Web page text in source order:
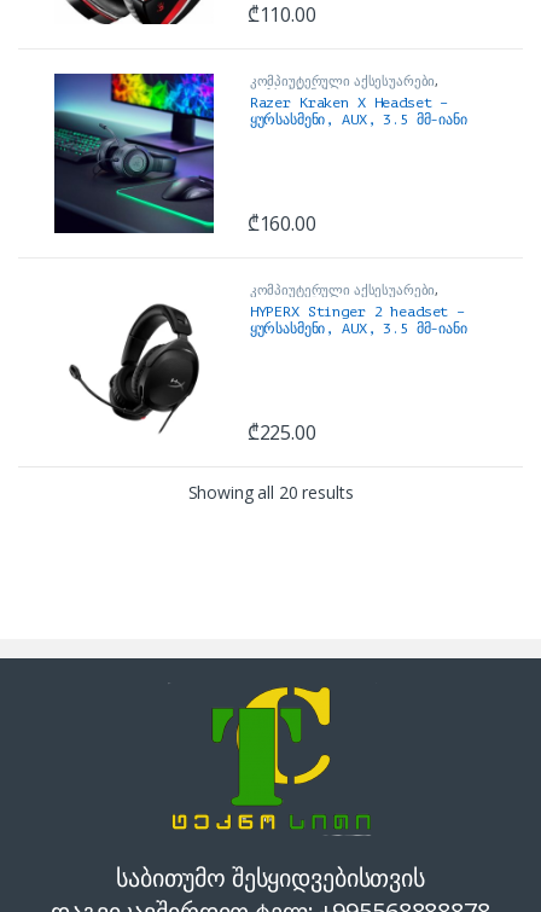
₾110.00
კომპიუტერული აქსესუარები,
ყურსასმენები
Razer Kraken X Headset –
ყურსასმენი, AUX, 3.5 მმ-იანი
₾160.00
კომპიუტერული აქსესუარები,
ყურსასმენები
HYPERX Stinger 2 headset –
ყურსასმენი, AUX, 3.5 მმ-იანი
₾225.00
Showing all 20 resultsSorted by price: low to
საბითუმო შესყიდვებისთვის